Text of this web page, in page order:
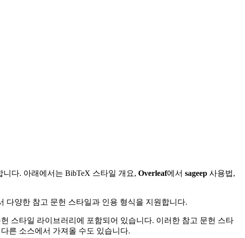
다. 아래에서는 BibTeX 스타일 개요, Overleaf에서 sageep 사용법,
다양한 참고 문헌 스타일과 인용 형식을 지원합니다.
스타일 라이브러리에 포함되어 있습니다. 이러한 참고 문헌 스타
른 소스에서 가져올 수도 있습니다.